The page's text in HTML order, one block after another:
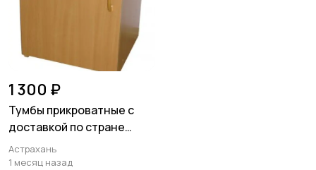
1 300 ₽
Тумбы прикроватные с
доставкой по стране
недорого
Астрахань
1 месяц назад